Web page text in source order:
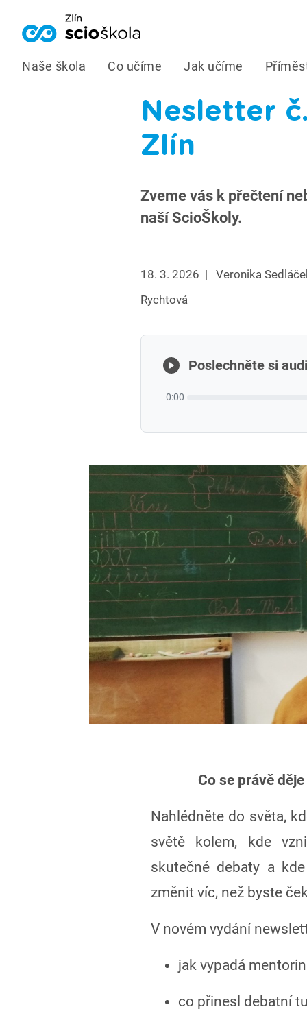
Naše škola Co učíme Jak učíme
Nesletter
Zlín
Zveme vás k přečtení
naší ScioŠkoly.
18. 3. 2026 |
Veronika
Rychtová
Poslechněte si
0:00
Co se právě
Nahlédněte do světa,
světě kolem, kde
skutečné debaty a
změnit víc, než byste
V novém vydání
jak vypadá
co přinesl debatní